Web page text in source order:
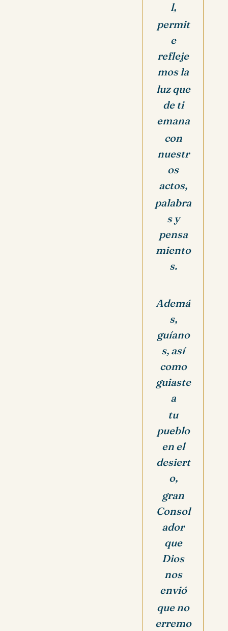
l,
permit
e
refleje
mos la
luz que
de ti
emana
con
nuestr
os
actos,
palabra
s y
pensa
miento
s.
Ademá
s,
guíano
s, así
como
guiaste
a
tu
pueblo
en el
desiert
o,
gran
Consol
ador
que
Dios
nos
envió
que no
erremo